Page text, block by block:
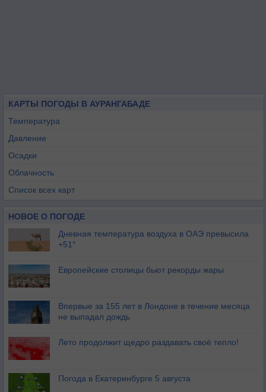
КАРТЫ ПОГОДЫ В АУРАНГАБАДЕ
Температура
Давление
Осадки
Облачность
Список всех карт
НОВОЕ О ПОГОДЕ
Дневная температура воздуха в ОАЭ превысила
+51°
Европейские столицы бьют рекорды жары
Впервые за 155 лет в Лондоне в течение месяца
не выпадал дождь
Лето продолжит щедро раздавать своё тепло!
Погода в Екатеринбурге 5 августа